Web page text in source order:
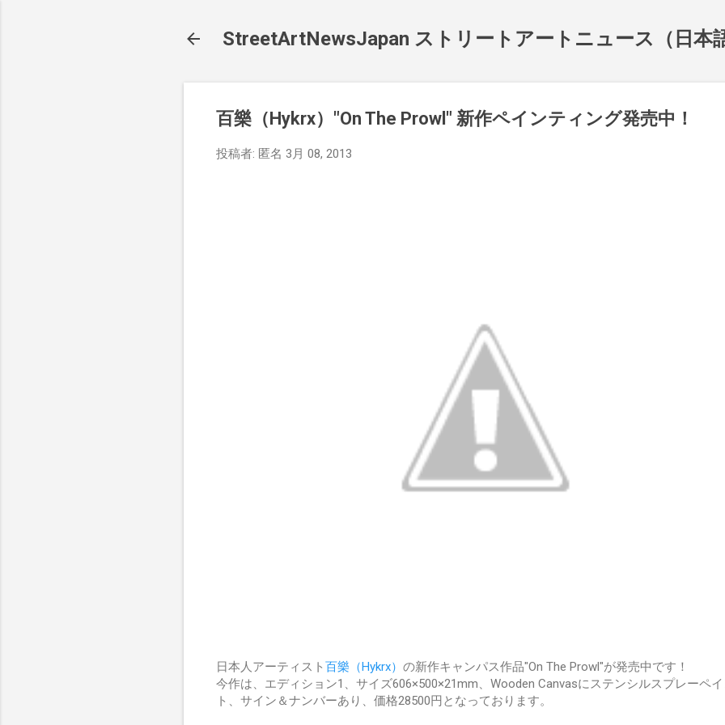
StreetArtNewsJapan ストリートアートニュース（日本
百樂（Hykrx）"On The Prowl" 新作ペインティング発売中！
投稿者: 匿名 3月 08, 2013
日本人アーティスト 百樂（Hykrx） の新作キャンパス作品"On The Prowl"が発売中です！
今作は、エディション1、サイズ606×500×21mm、Wooden Canvasにステンシルスプレーペ
ト、サイン＆ナンバーあり、価格28500円となっております。